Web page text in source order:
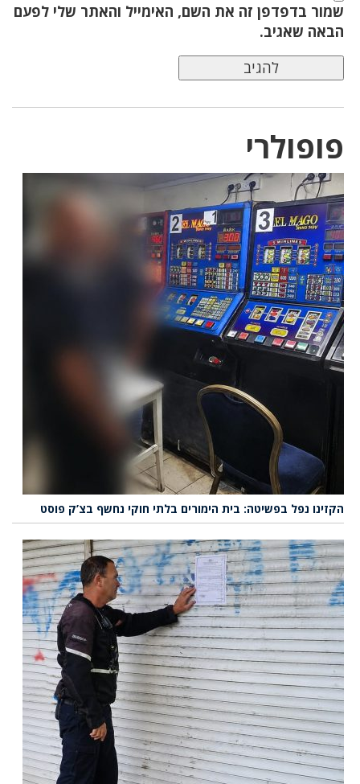
שמור בדפדפן זה את השם, האימייל והאתר שלי לפעם
הבאה שאגיב.
פופולרי
הקזינו נפל בפשיטה: בית הימורים בלתי חוקי נחשף בצ’ק פוסט